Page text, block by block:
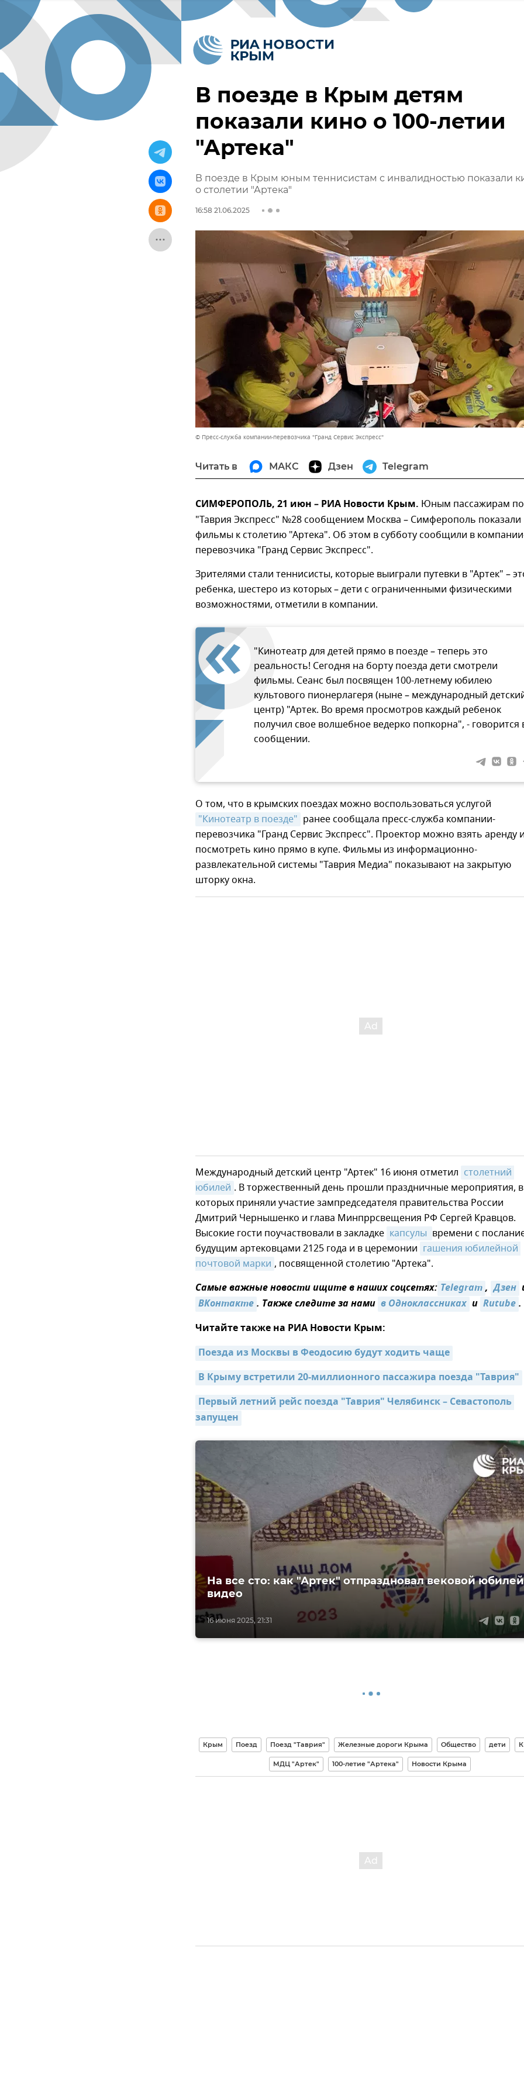
В поезде в Крым детям
показали кино о 100-летии
"Артека"
В поезде в Крым юным теннисистам с инвалидностью показали
о столетии "Артека"
16:58 21.06.2025
© Пресс-служба компании-перевозчика "Гранд Сервис Экспресс"
Читать в МАКС Дзен Telegram
СИМФЕРОПОЛЬ, 21 июн – РИА Новости Крым. Юным пассажирам
"Таврия Экспресс" №28 сообщением Москва – Симферополь показали
фильмы к столетию "Артека". Об этом в субботу сообщили в
перевозчика "Гранд Сервис Экспресс".
Зрителями стали теннисисты, которые выиграли путевки в "Артек" –
ребенка, шестеро из которых – дети с ограниченными физическими
возможностями, отметили в компании.
"Кинотеатр для детей прямо в поезде – теперь это
реальность! Сегодня на борту поезда дети смотрели
фильмы. Сеанс был посвящен 100-летнему юбилею
культового пионерлагеря (ныне – международный
центр) "Артек. Во время просмотров каждый ребенок
получил свое волшебное ведерко попкорна", - говорится
сообщении.
О том, что в крымских поездах можно воспользоваться услугой
"Кинотеатр в поезде" ранее сообщала пресс-служба компании-
перевозчика "Гранд Сервис Экспресс". Проектор можно взять аренду
посмотреть кино прямо в купе. Фильмы из информационно-
развлекательной системы "Таврия Медиа" показывают на закрытую
шторку окна.
Международный детский центр "Артек" 16 июня отметил столетний
юбилей . В торжественный день прошли праздничные мероприятия, в
которых приняли участие зампредседателя правительства России
Дмитрий Чернышенко и глава Минпррсвещения РФ Сергей Кравцов.
Высокие гости поучаствовали в закладке капсулы времени с
будущим артековцами 2125 года и в церемонии гашения юбилейной
почтовой марки , посвященной столетию "Артека".
Самые важные новости ищите в наших соцсетях: Telegram, Дзен
ВКонтакте. Также следите за нами в Одноклассниках и Rutube.
Читайте также на РИА Новости Крым:
Поезда из Москвы в Феодосию будут ходить чаще
В Крыму встретили 20-миллионного пассажира поезда "Таврия"
Первый летний рейс поезда "Таврия" Челябинск – Севастополь
запущен
16 июня 2025, 21:31
На все сто: как "Артек" отпраздновал вековой
видео
Крым Поезд Поезд "Таврия" Железные дороги Крыма Общество дети
МДЦ "Артек" 100-летие "Артека" Новости Крыма